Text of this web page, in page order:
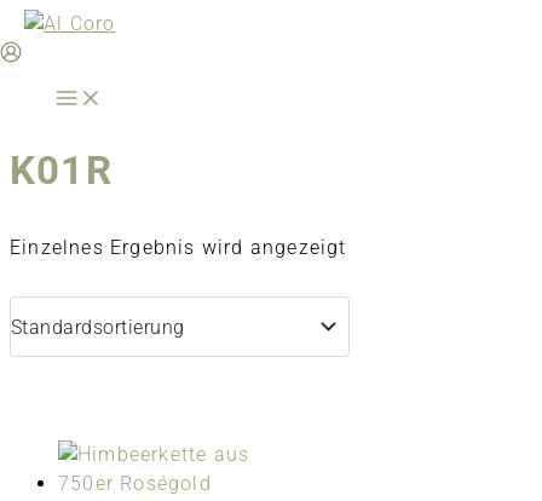
Zum
Inhalt
K01R
Einzelnes Ergebnis wird angezeigt